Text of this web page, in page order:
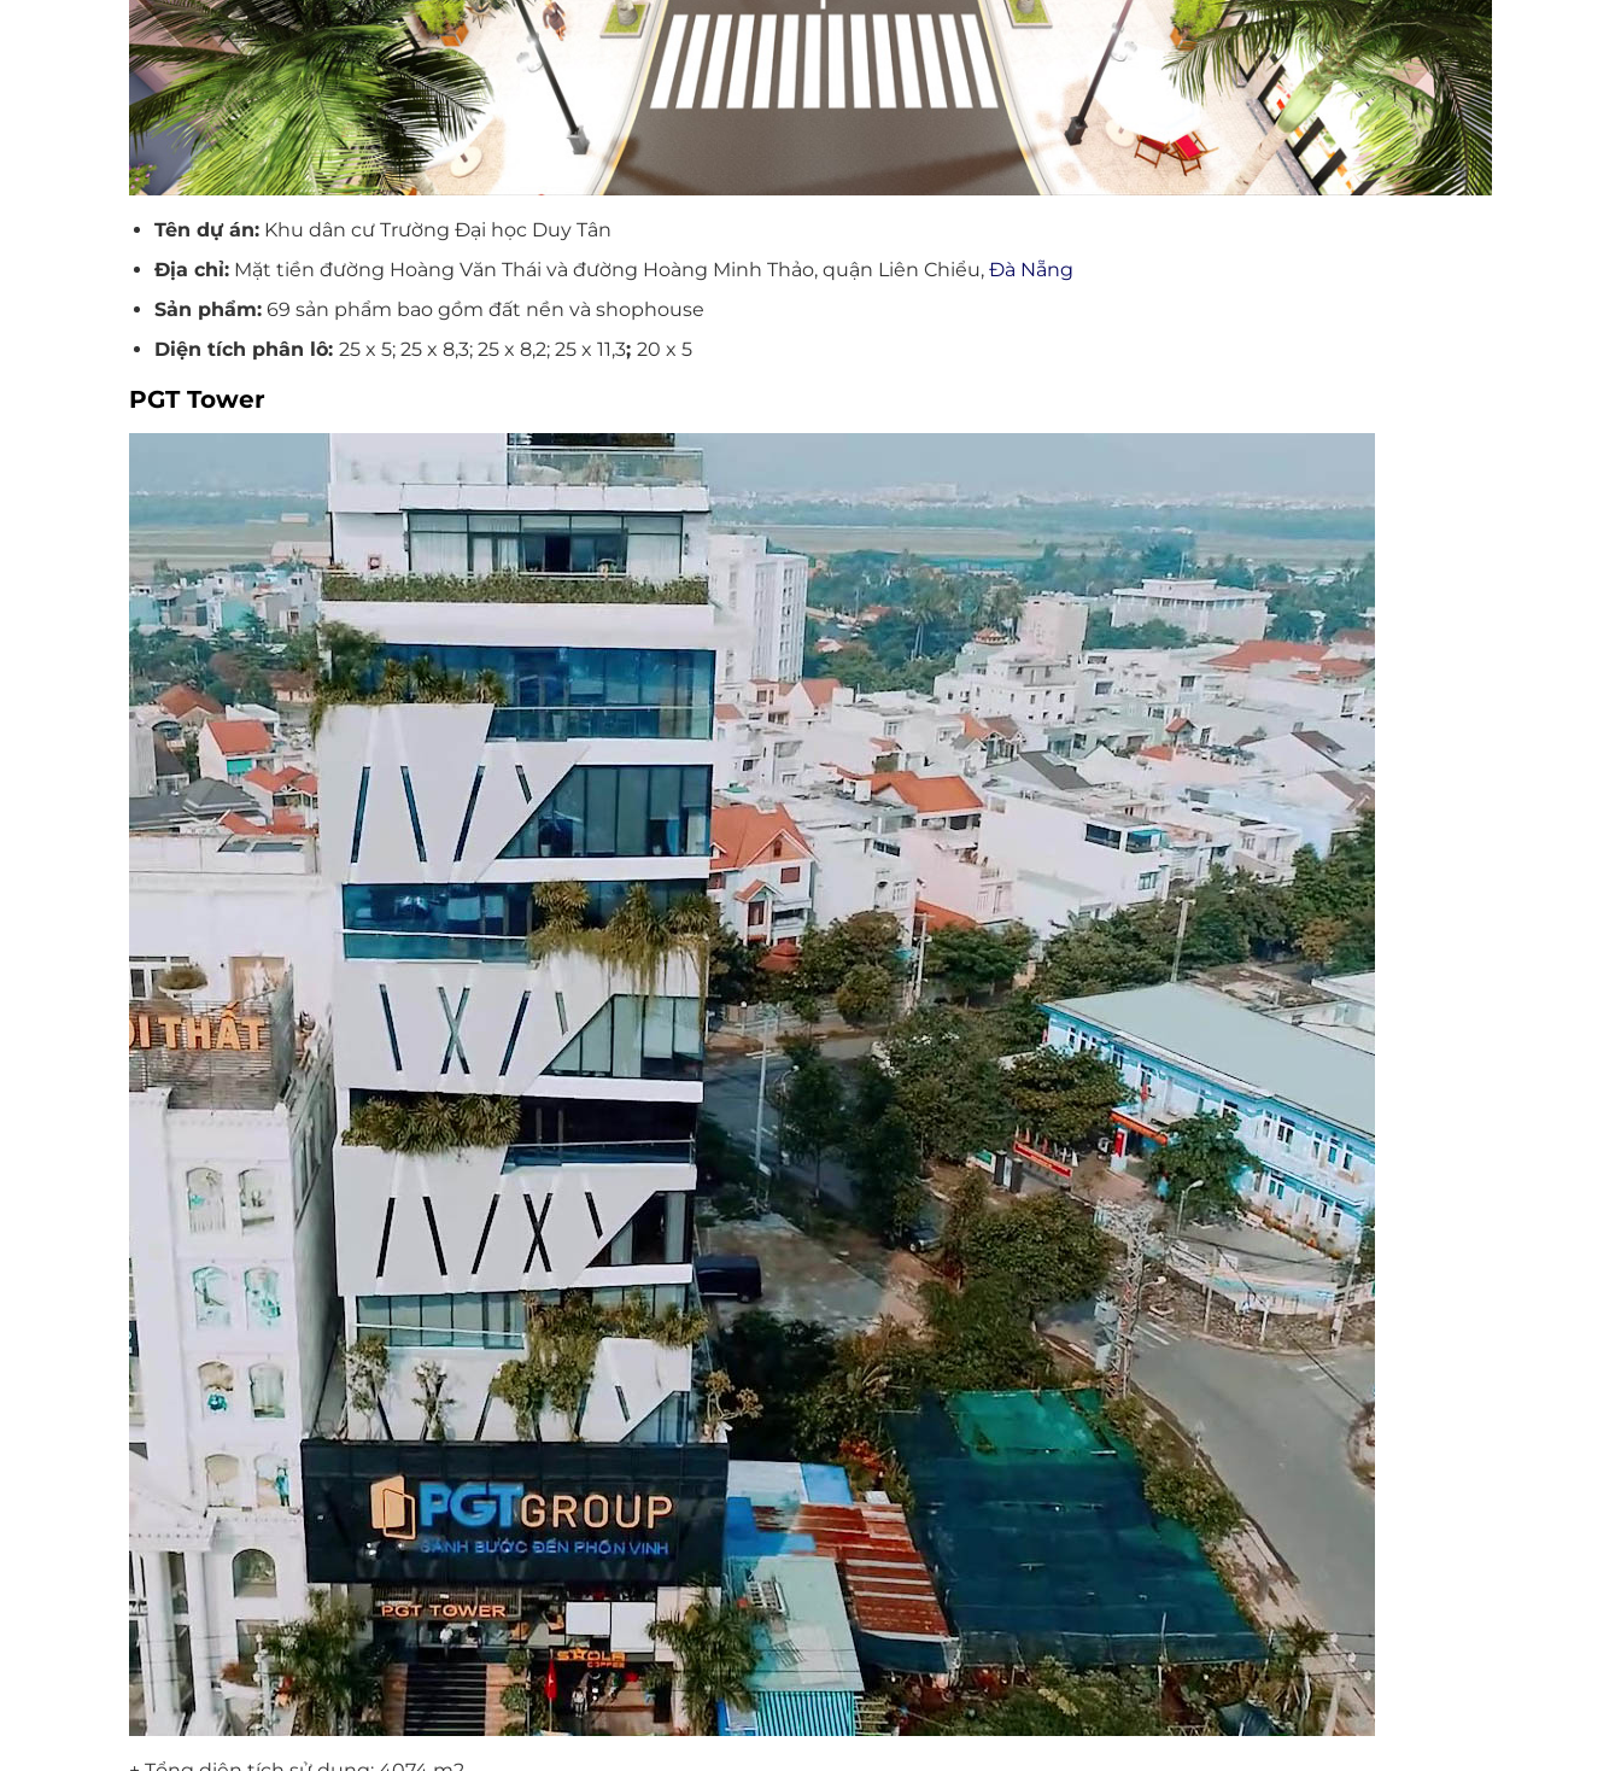
Tên dự án:Khu dân cư Trường Đại học Duy Tân
Địa chỉ:Mặt tiền đường Hoàng Văn Thái và đường Hoàng Minh Thảo, quận Liên Chiểu, Đà Nẵng
Sản phẩm:69 sản phẩm bao gồm đất nền và shophouse
Diện tích phân lô: 25 x 5; 25 x 8,3; 25 x 8,2; 25 x 11,3; 20 x 5
PGT Tower